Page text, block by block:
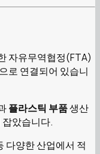
자유무역협정(FTA)
로 연결되어 있습니
플라스틱 부품생산
았습니다.
다양한 산업에서 적